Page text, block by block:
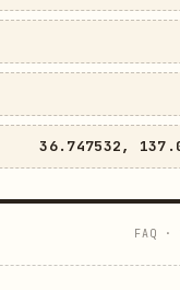
36.747532,
FAQ ·